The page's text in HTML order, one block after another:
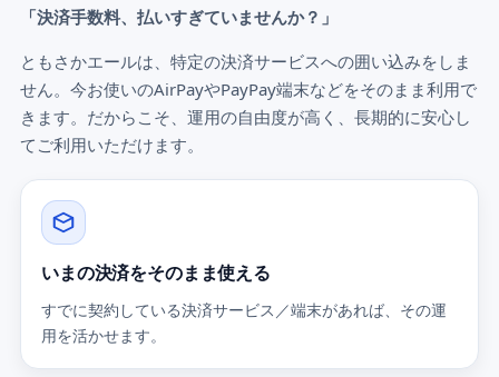
「決済手数料、払いすぎていませんか？」
ともさかエールは、特定の決済サービスへの囲い込みをしま
せん。今お使いのAirPayやPayPay端末などをそのまま利用で
きます。だからこそ、運用の自由度が高く、長期的に安心し
てご利用いただけます。
いまの決済をそのまま使える
すでに契約している決済サービス／端末があれば、その運
用を活かせます。